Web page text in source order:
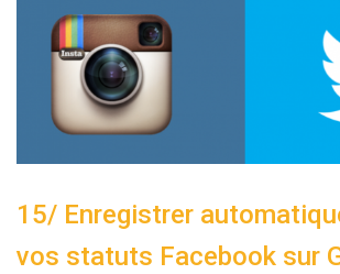
15/ Enregistrer
vos statuts Facebook sur